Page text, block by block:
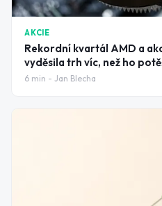
AKCIE
Rekordní kvartál AMD a
vyděsila trh víc, než ho
6 min - Jan Blecha